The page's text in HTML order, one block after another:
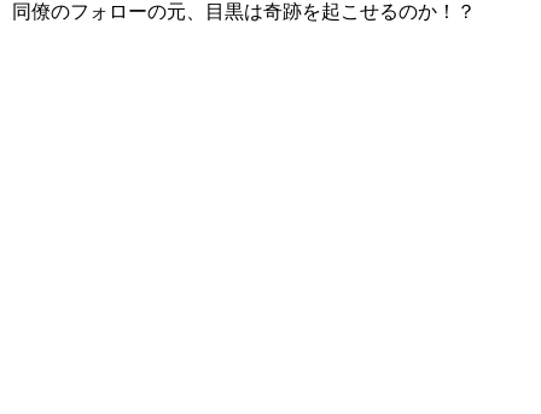
同僚のフォローの元、目黒は奇跡を起こせるのか！？